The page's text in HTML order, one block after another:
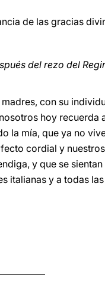
de las gracias
del rezo del
con su
hoy recuerda
la mía, que ya no
cordial y
y que se
italianas y a todas